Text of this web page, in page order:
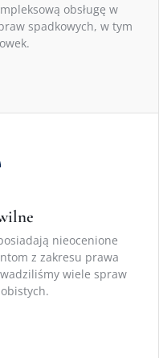
obsługę w
spadkowych, w tym
nieocenione
z zakresu prawa
wiele spraw